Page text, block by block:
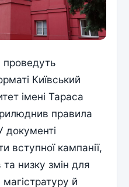
проведуть
Київський
імені Тараса
правила
документі
вступної кампанії,
та низку змін для
й